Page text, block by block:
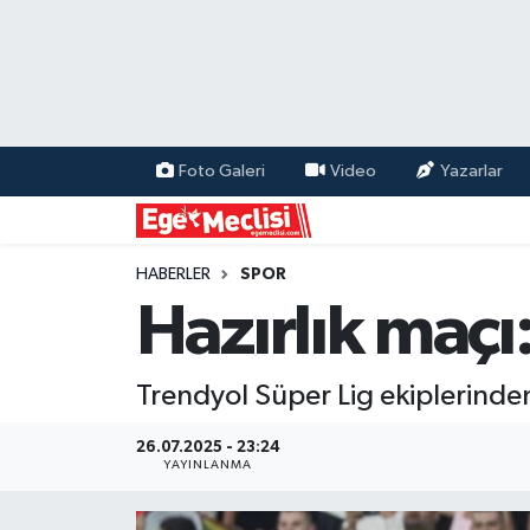
Foto Galeri Video Yazarlar
HABERLER SPOR
Hazırlık
Trendyol Süper Lig
26.07.2025 - 23:24
YAYINLANMA
EKONOMİ
GÜNCEL
ÖZEL HABER
POLİTİKA
Programlar